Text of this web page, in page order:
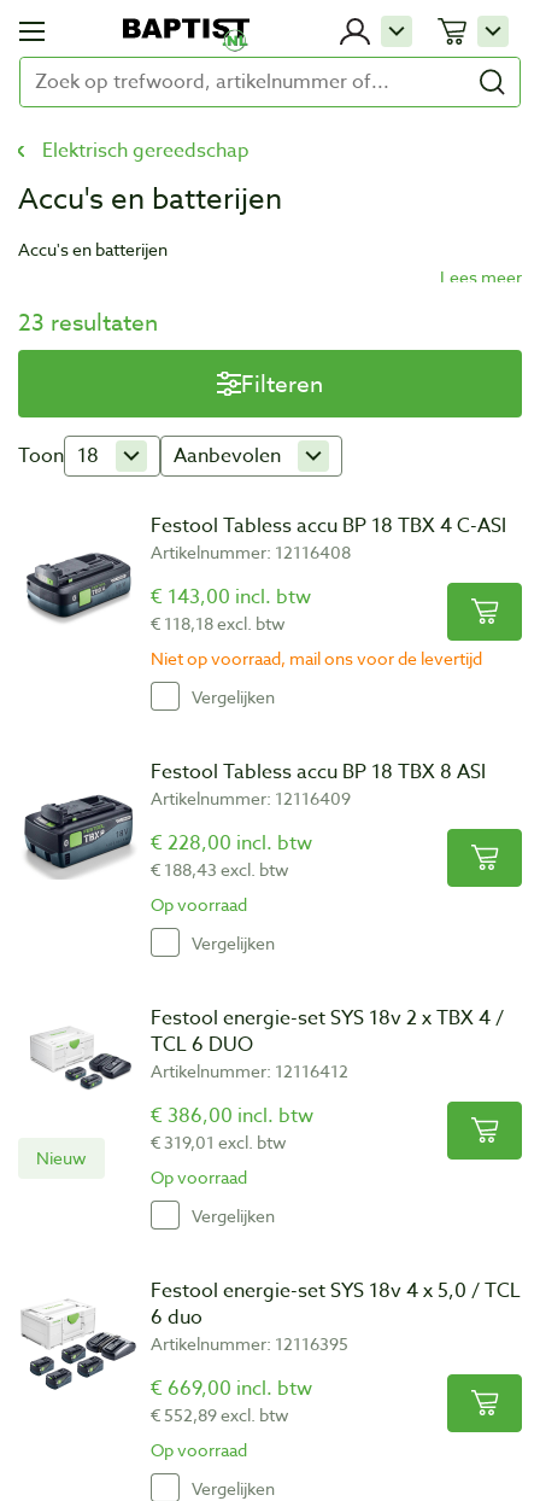
Elektrisch gereedschap
Accu's en batterijen
Accu's en batterijen
23 resultaten
Filteren
Toon 18 Aanbevolen
Festool Tabless accu BP 18 TBX 4 C-ASI
Artikelnummer: 12116408
€ 143,00 incl. btw
€ 118,18 excl. btw
Niet op voorraad, mail ons voor de levertijd
Vergelijken
Festool Tabless accu BP 18 TBX 8 ASI
Artikelnummer: 12116409
€ 228,00 incl. btw
€ 188,43 excl. btw
Op voorraad
Vergelijken
Nieuw
Festool energie-set SYS 18v 2 x TBX 4 /
TCL 6 DUO
Artikelnummer: 12116412
€ 386,00 incl. btw
€ 319,01 excl. btw
Op voorraad
Vergelijken
Festool energie-set SYS 18v 4 x 5,0 / TCL
6 duo
Artikelnummer: 12116395
€ 669,00 incl. btw
€ 552,89 excl. btw
Op voorraad
Vergelijken